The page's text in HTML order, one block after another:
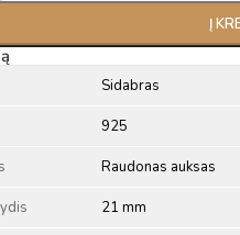
Į
Sidabras
925
Raudonas auksas
21 mm